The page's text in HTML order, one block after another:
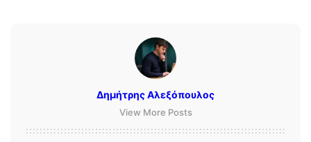
Δημήτρης Αλεξόπουλος
View More Posts